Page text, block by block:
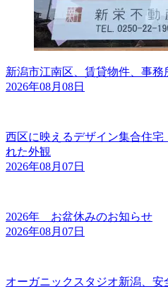
新潟市江南区、賃貸物件、事
2026年08月08日
西区に映えるデザイン集合住
れた外観
2026年08月07日
2026年 お盆休みのお知らせ
2026年08月07日
オーガニックスタジオ新潟、安